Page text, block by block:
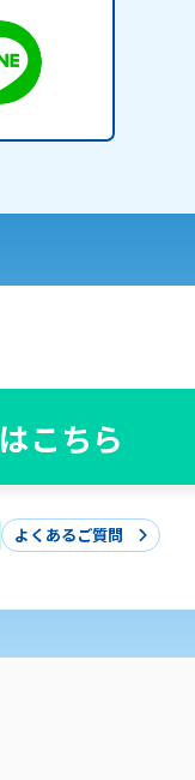
こちら
よくあるご質問